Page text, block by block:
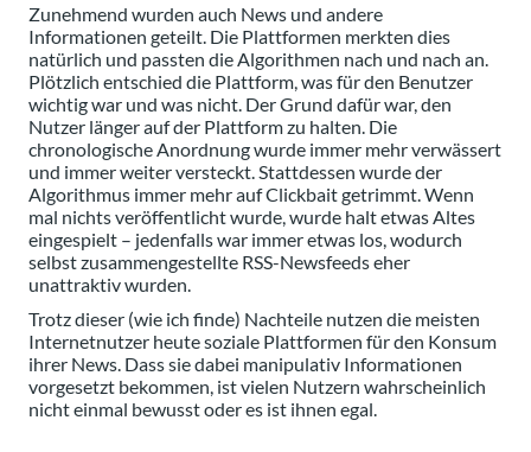
Zunehmend wurden auch News und andere
Informationen geteilt. Die Plattformen merkten dies
natürlich und passten die Algorithmen nach und nach an.
Plötzlich entschied die Plattform, was für den Benutzer
wichtig war und was nicht. Der Grund dafür war, den
Nutzer länger auf der Plattform zu halten. Die
chronologische Anordnung wurde immer mehr verwässert
und immer weiter versteckt. Stattdessen wurde der
Algorithmus immer mehr auf Clickbait getrimmt. Wenn
mal nichts veröffentlicht wurde, wurde halt etwas Altes
eingespielt – jedenfalls war immer etwas los, wodurch
selbst zusammengestellte RSS-Newsfeeds eher
unattraktiv wurden.
Trotz dieser (wie ich finde) Nachteile nutzen die meisten
Internetnutzer heute soziale Plattformen für den Konsum
ihrer News. Dass sie dabei manipulativ Informationen
vorgesetzt bekommen, ist vielen Nutzern wahrscheinlich
nicht einmal bewusst oder es ist ihnen egal.